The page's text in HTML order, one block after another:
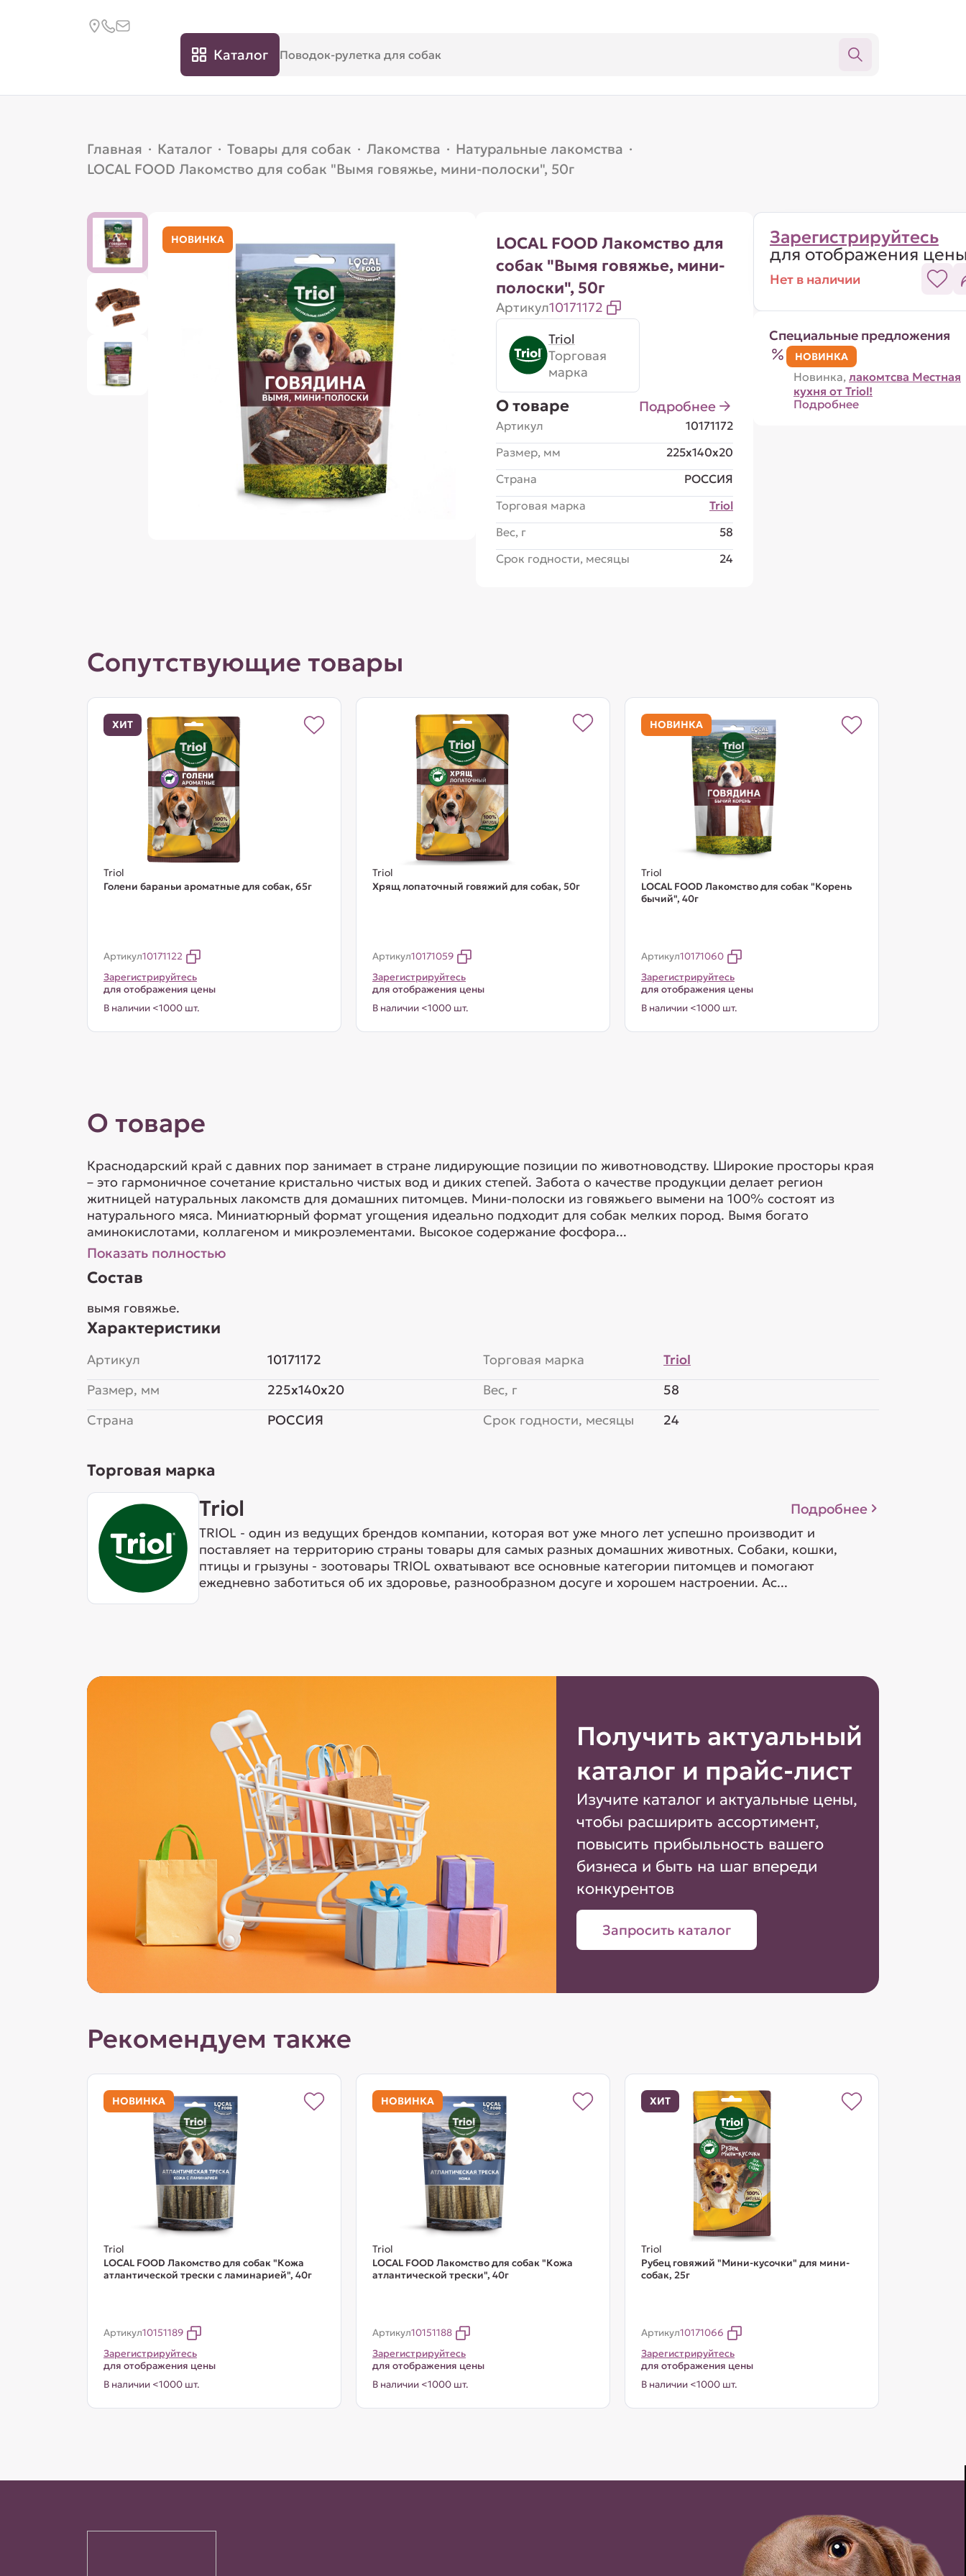
Каталог
Главная · Каталог · Товары для собак · Лакомства · Натуральные лакомства ·
LOCAL FOOD Лакомство для собак "Вымя говяжье, мини-полоски", 50г
НОВИНКА
LOCAL FOOD Лакомство для
собак "Вымя говяжье, мини-
полоски", 50г
Артикул10171172
Triol
Торговая
марка
О товаре Подробнее
Артикул
10171172
Размер, мм
225x140x20
Страна
РОССИЯ
Торговая марка
Triol
Вес, г
58
Срок годности, месяцы
24
Зарегистрируйтесь
для отображения
Нет в наличии
Специальные предложения
НОВИНКА
Новинка, лакомтсва Местная
кухня от Triol!
Подробнее
Сопутствующие товары
ХИТ
Triol
Голени бараньи ароматные для собак, 65г
Артикул10171122
Зарегистрируйтесь
для отображения цены
В наличии <1000 шт.
Triol
Хрящ лопаточный говяжий для собак, 50г
Артикул10171059
Зарегистрируйтесь
для отображения цены
В наличии <1000 шт.
НОВИНКА
Triol
LOCAL FOOD Лакомство для собак "Корень
бычий", 40г
Артикул10171060
Зарегистрируйтесь
для отображения цены
В наличии <1000 шт.
О товаре
Краснодарский край с давних пор занимает в стране лидирующие позиции по животноводству. Широкие просторы края
– это гармоничное сочетание кристально чистых вод и диких степей. Забота о качестве продукции делает регион
житницей натуральных лакомств для домашних питомцев. Мини-полоски из говяжьего вымени на 100% состоят из
натурального мяса. Миниатюрный формат угощения идеально подходит для собак мелких пород. Вымя богато
аминокислотами, коллагеном и микроэлементами. Высокое содержание фосфора...
Показать полностью
Состав
вымя говяжье.
Характеристики
Артикул
10171172
Размер, мм
225x140x20
Страна
РОССИЯ
Торговая марка
Triol
Вес, г
58
Срок годности, месяцы
24
Торговая марка
Triol Подробнее
TRIOL - один из ведущих брендов компании, которая вот уже много лет успешно производит и
поставляет на территорию страны товары для самых разных домашних животных. Собаки, кошки,
птицы и грызуны - зоотовары TRIOL охватывают все основные категории питомцев и помогают
ежедневно заботиться об их здоровье, разнообразном досуге и хорошем настроении. Ас...
Получить актуальный
каталог и прайс-лист
Изучите каталог и актуальные цены,
чтобы расширить ассортимент,
повысить прибыльность вашего
бизнеса и быть на шаг впереди
конкурентов
Запросить каталог
Рекомендуем также
НОВИНКА
Triol
LOCAL FOOD Лакомство для собак "Кожа
атлантической трески с ламинарией", 40г
Артикул10151189
Зарегистрируйтесь
для отображения цены
В наличии <1000 шт.
НОВИНКА
Triol
LOCAL FOOD Лакомство для собак "Кожа
атлантической трески", 40г
Артикул10151188
Зарегистрируйтесь
для отображения цены
В наличии <1000 шт.
ХИТ
Triol
Рубец говяжий "Мини-кусочки" для мини-
собак, 25г
Артикул10171066
Зарегистрируйтесь
для отображения цены
В наличии <1000 шт.